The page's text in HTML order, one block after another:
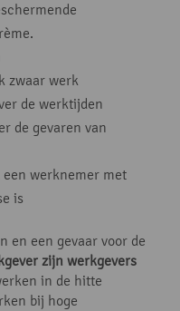
zwaar werk
de werktijden
de gevaren van
werknemer met
is
en een gevaar voor de
zijn werkgevers
in de hitte
bij hoge